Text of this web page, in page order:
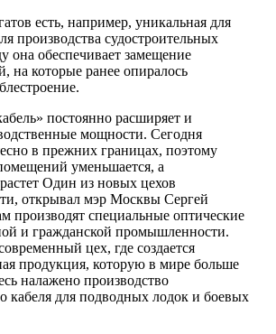
есть, например, уникальная для
производства судостроительных
она обеспечивает замещение
на которые ранее опиралось
постоянно расширяет и
мощности. Сегодня
в прежних границах, поэтому
уменьшается, а
Один из новых цехов
открывал мэр Москвы Сергей
производят специальные оптические
и гражданской промышленности.
цех, где создается
продукция, которую в мире больше
налажено производство
кабеля для подводных лодок и боевых